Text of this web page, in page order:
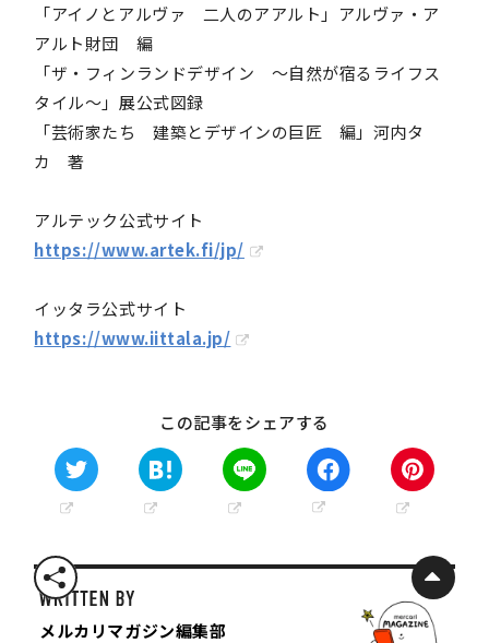
「アイノとアルヴァ 二人のアアルト」アルヴァ・ア
アルト財団 編
「ザ・フィンランドデザイン ～自然が宿るライフス
タイル～」展公式図録
「芸術家たち 建築とデザインの巨匠 編」河内タ
カ 著
アルテック公式サイト
https://www.artek.fi/jp/
イッタラ公式サイト
https://www.iittala.jp/
この記事をシェアする
メルカリマガジン編集部